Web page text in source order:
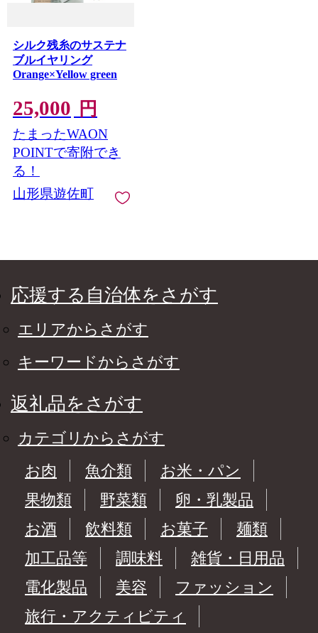
シルク残糸のサステナ
ブルイヤリング
Orange×Yellow green
25,000 円
たまったWAON
POINTで寄附でき
る！
山形県遊佐町
応援する自治体をさがす
エリアからさがす
キーワードからさがす
返礼品をさがす
カテゴリからさがす
お肉
魚介類
お米・パン
果物類
野菜類
卵・乳製品
お酒
飲料類 お菓子
麺類
加工品等
調味料
雑貨・日用品
電化製品
美容
ファッション
旅行・アクティビティ